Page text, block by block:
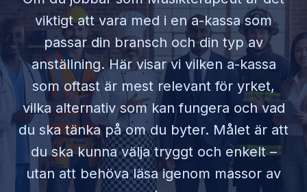
viktigt att vara med i en a-kassa som
passar din bransch och din typ av
anställning. Här visar vi vilken a-kassa
som oftast är mest relevant för yrket,
vilka alternativ som kan fungera och vad
du ska tänka på om du byter. Målet är att
du ska kunna välja tryggt och enkelt –
utan att behöva läsa igenom massor av